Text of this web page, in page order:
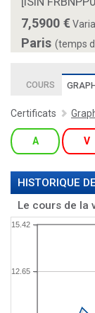
7,5900
Paris (temps
COURS
Certificats
A V
HISTORIQUE
Le cours de la
12.65
15.42